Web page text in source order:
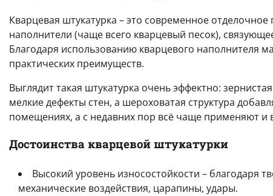
Кварцевая штукатурка – это современное
наполнители (чаще всего кварцевый песок),
Благодаря использованию кварцевого наполнителя
практических преимуществ.
Выглядит такая штукатурка очень эффектно:
мелкие дефекты стен, а шероховатая структура
помещениях, а с недавних пор всё чаще применяют
Достоинства кварцевой штукатурки
Высокий уровень износостойкости – благодаря
механические воздействия, царапины, удары.